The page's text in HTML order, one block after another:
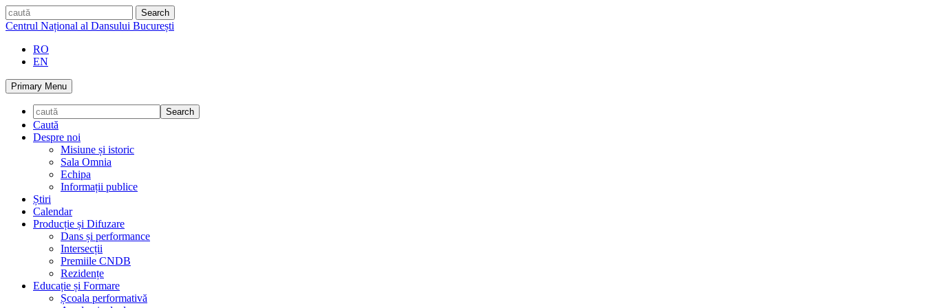
Skip
to
caută
Centrul Național al Dansului București
RO
EN
Primary Menu
Caută
Despre noi
Misiune și istoric
Sala Omnia
Echipa
Informații publice
Știri
Calendar
Producție și Difuzare
Dans și performance
Intersecții
Premiile CNDB
Rezidențe
Educație și Formare
Școala performativă